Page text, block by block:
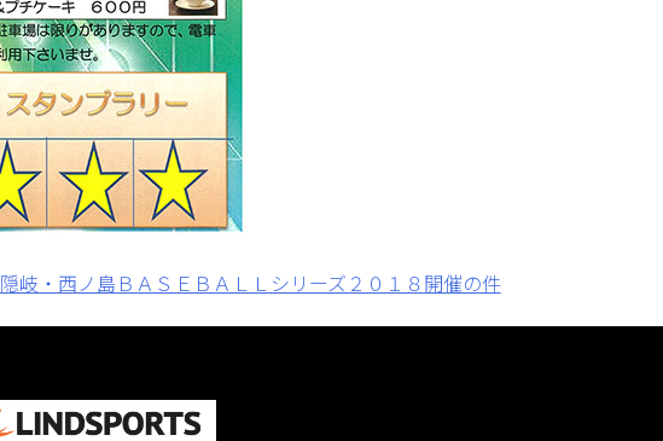
隠岐・西ノ島ＢＡＳＥＢＡＬＬシリーズ２０１８開催の件